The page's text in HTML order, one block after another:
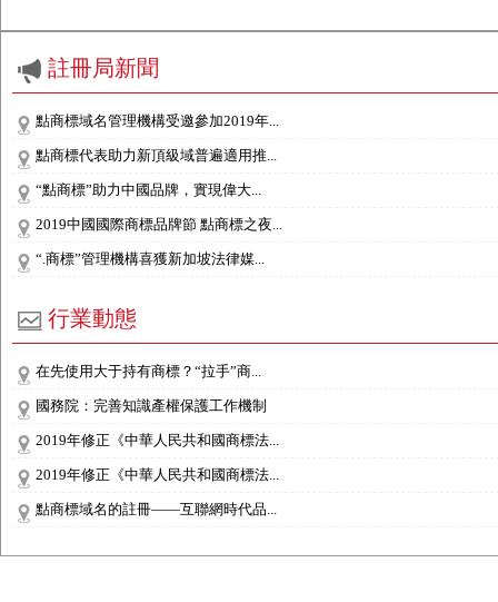
註冊局新聞
點商標域名管理機構受邀參加2019年...
點商標代表助力新頂級域普遍適用推...
“點商標”助力中國品牌，實現偉大...
2019中國國際商標品牌節 點商標之夜...
“.商標”管理機構喜獲新加坡法律媒...
行業動態
在先使用大于持有商標？“拉手”商...
國務院：完善知識產權保護工作機制
2019年修正《中華人民共和國商標法...
2019年修正《中華人民共和國商標法...
點商標域名的註冊——互聯網時代品...